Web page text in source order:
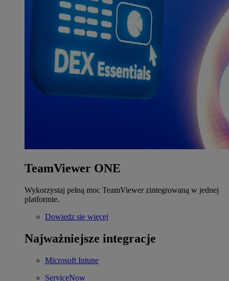
TeamViewer ONE
Wykorzystaj pełną moc TeamViewer zintegrowaną w jednej
platformie.
Dowiedz się więcej
Najważniejsze integracje
Microsoft Intune
ServiceNow